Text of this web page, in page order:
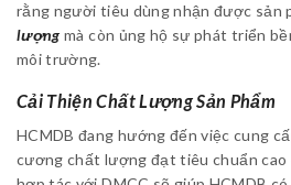
rằng người tiêu dùng nhận được sản
lượng mà còn ủng hộ sự phát triển
môi trường.
Cải Thiện Chất Lượng Sản Phẩm
HCMDB đang hướng đến việc cung
cương chất lượng đạt tiêu chuẩn